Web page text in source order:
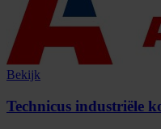
Bekijk
Technicus industriële